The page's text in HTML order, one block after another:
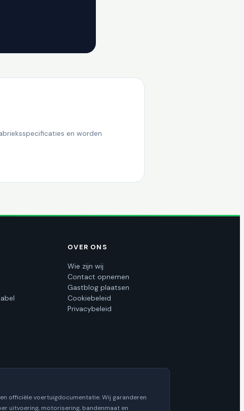
en worden
OVER ONS
Wie zijn wij
Contact opnemen
Gastblog plaatsen
Cookiebeleid
Privacybeleid
officiële voertuigdocumentatie. Wij garanderen
uitvoering, motorisering, bandenmaat en